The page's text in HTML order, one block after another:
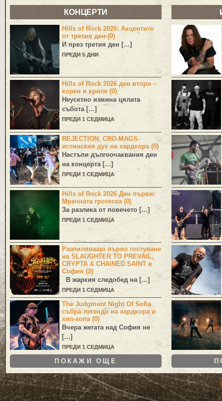
КОНЦЕРТИ
Hills of Rock 2026: Акцентите
от третия ден (0)
И през третия ден […]
ПРЕДИ 5 ДНИ
Hills of Rock 2026 ден втори –
корен и криле (0)
Неусетно измина цялата
събота […]
ПРЕДИ 1 СЕДМИЦА
REJECTION, CRO-MAGS-
истинския дух на хардкора (0)
Настъпи дългоочаквания ден
на концерта […]
ПРЕДИ 1 СЕДМИЦА
Hills of Rock 2026 Ден първи:
Мрачната гротеска (0)
За разлика от повечето […]
ПРЕДИ 1 СЕДМИЦА
Разпиляващо първо гостуване
на SLAUGHTER TO PREVAIL,
CRYPTA & CHAINED SAINT в
София (2)
В жаркия следобед на […]
ПРЕДИ 1 СЕДМИЦА
The Judgment Night Of Sofia
събра легенди на хардкора и
хип-хопа (0)
Вчера жегата над София не
[…]
ПРЕДИ 1 СЕДМИЦА
ПОКАЖИ ОЩЕ